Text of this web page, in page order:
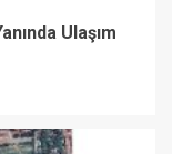
Ulaşım